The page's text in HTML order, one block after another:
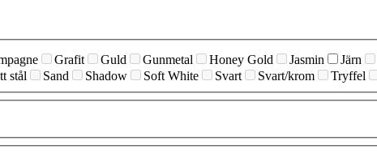
Grafit Guld Gunmetal Honey Gold Jasmin Järn
stål Sand Shadow Soft White Svart Svart/krom Tryffel